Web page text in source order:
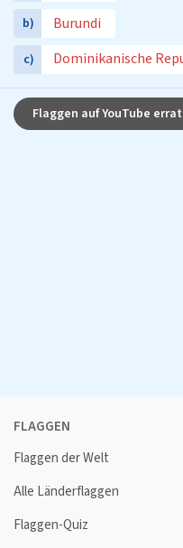
b) Burundi
c) Dominikanische
Flaggen auf YouTube
FLAGGEN
Flaggen der Welt
Alle Länderflaggen
Flaggen-Quiz